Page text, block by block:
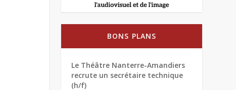
BONS PLANS
Le Théâtre Nanterre-Amandiers
recrute un secrétaire technique
(h/f)